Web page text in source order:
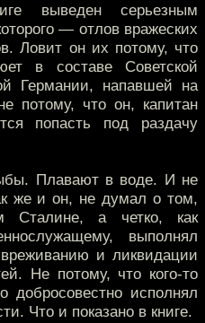
выведен серьезным
— отлов вражеских
Ловит он их потому, что
в составе Советской
Германии, напавшей на
потому, что он, капитан
попасть под раздачу
Плавают в воде. И не
же и он, не думал о том,
Сталине, а четко, как
выполнял
и ликвидации
Не потому, что кого-то
добросовестно исполнял
Что и показано в книге.